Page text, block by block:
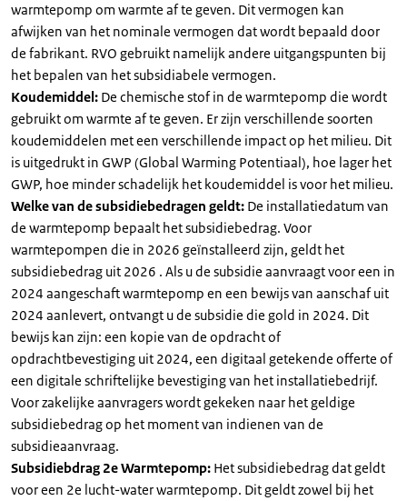
warmtepomp om warmte af te geven. Dit vermogen kan
afwijken van het nominale vermogen dat wordt bepaald door
de fabrikant. RVO gebruikt namelijk andere uitgangspunten bij
het bepalen van het subsidiabele vermogen.
Koudemiddel: De chemische stof in de warmtepomp die wordt
gebruikt om warmte af te geven. Er zijn verschillende soorten
koudemiddelen met een verschillende impact op het milieu. Dit
is uitgedrukt in GWP (Global Warming Potentiaal), hoe lager het
GWP, hoe minder schadelijk het koudemiddel is voor het milieu.
Welke van de subsidiebedragen geldt: De installatiedatum van
de warmtepomp bepaalt het subsidiebedrag. Voor
warmtepompen die in 2026 geïnstalleerd zijn, geldt het
subsidiebedrag uit 2026 . Als u de subsidie aanvraagt voor een in
2024 aangeschaft warmtepomp en een bewijs van aanschaf uit
2024 aanlevert, ontvangt u de subsidie die gold in 2024. Dit
bewijs kan zijn: een kopie van de opdracht of
opdrachtbevestiging uit 2024, een digitaal getekende offerte of
een digitale schriftelijke bevestiging van het installatiebedrijf.
Voor zakelijke aanvragers wordt gekeken naar het geldige
subsidiebedrag op het moment van indienen van de
subsidieaanvraag.
Subsidiebdrag 2e Warmtepomp: Het subsidiebedrag dat geldt
voor een 2e lucht-water warmtepomp. Dit geldt zowel bij het